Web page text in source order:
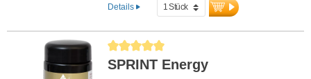
Details
Durchschnittliche Bewertung von 5 von 5 Sternen
SPRINT Energy